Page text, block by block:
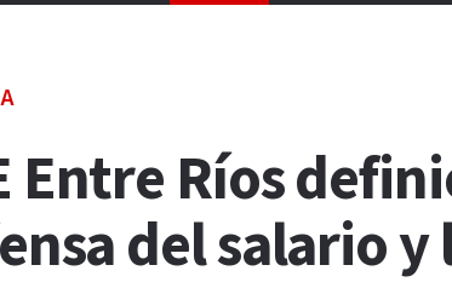
Entre Ríos
del salario